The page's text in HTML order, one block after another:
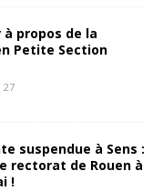
à propos de la
Petite Section
27
suspendue à Sens :
rectorat de Rouen à
!